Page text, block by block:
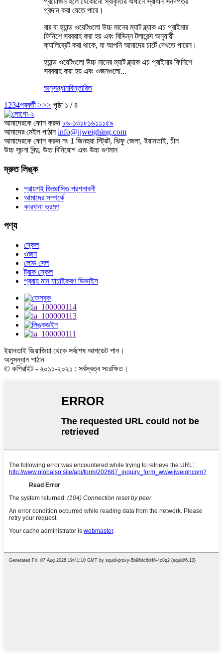
প্রদান করা যেতে পারে।
বার বা হ্যান্ড ওয়েটগুলো উচ্চ মানের ম্যাট ব্ল্যাক এচ প্রাইমার
ফিনিশে সরবরাহ করা হয় এবং বিভিন্ন টলারেন্স অনুযায়ী
ক্যালিব্রেট করা থাকে, যা আপনি আমাদের চার্টে দেখতে পারেন।
হ্যান্ড ওয়েটগুলো উচ্চ মানের ম্যাট ব্ল্যাক এচ প্রাইমার ফিনিশে
সরবরাহ করা হয় এবং ওজনগুলো...
অনুসন্ধানবিস্তারিত
1 234পরবর্তী >>> পৃষ্ঠা ১ / ৪
আমাদেরকে ফোন করুন ৮৬-১৩১৮১৬১১১৫৯
আমাদের মেইল ​​পাঠান info@jjweighing.com
আমাদেরকে ফোন করুন নং 1 জিনহুয়া স্ট্রিট, ঝিফু জেলা, ইয়ানতাই, চীন
উচ্চ সূচনা বিন্দু, উচ্চ বিনিয়োগ এবং উচ্চ গুণমান
দ্রুত লিঙ্ক
প্রায়শই জিজ্ঞাসিত প্রশ্নাবলী
আমাদের সম্পর্কে
কারখানা ভ্রমণ
পণ্য
স্কেল
ওজন
লোড সেল
ট্রাক স্কেল
প্রবাহ মান যাচাইকরণ ডিভাইস
ইয়ানতাই জিয়াজিয়া থেকে সর্বশেষ আপডেট পান।
অনুসন্ধান পাঠান
© কপিরাইট - ২০১১-২০২১ : সর্বস্বত্ব সংরক্ষিত।